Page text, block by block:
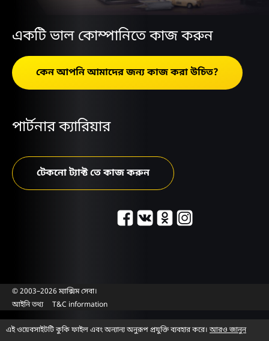
একটি ভাল কোম্পানিতে কাজ করুন
কেন আপনি আমাদের জন্য কাজ করা উচিত?
পার্টনার ক্যারিয়ার
টেকনো ট্যাক্ট তে কাজ করুন
© 2003–2026 ম্যাক্সিম সেবা।
আইনি তথ্য
T&C information
এই ওয়েবসাইটটি কুকি ফাইল এবং অন্যান্য অনুরূপ প্রযুক্তি ব্যবহার করে। আরও জানুন